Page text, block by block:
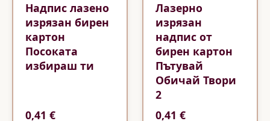
Надпис лазено
изрязан бирен
картон
Посоката
избираш ти
0,41 €
Лазерно
изрязан
надпис от
бирен картон
Пътувай
Обичай Твори
2
0,41 €